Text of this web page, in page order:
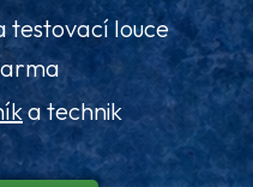
testovací louce
a technik